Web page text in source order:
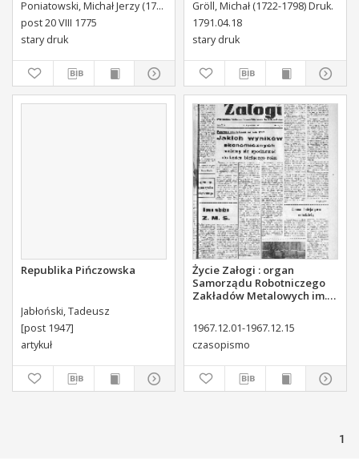
Poniatowskiego Biskupa
Płockiego Xiązęcia
Pułtuskiego [...] Do Oboyga
Stanu Tak Duchownego,
Swoiey Roku Panskiego
1775 [...] Wydany.
Poniatowski, Michał Jerzy (1736-1794)
post 20 VIII 1775
stary druk
uchwalone Dnia 18.
kwietnia 1791.
Gröll, Michał (1722-1798) Druk.
1791.04.18
stary druk
Republika Pińczowska
Jabłoński, Tadeusz
[post 1947]
artykuł
Życie Załogi : organ
Samorządu Robotniczego
Zakładów Metalowych im.
1967, nr 18
1967.12.01-1967.12.15
czasopismo
1